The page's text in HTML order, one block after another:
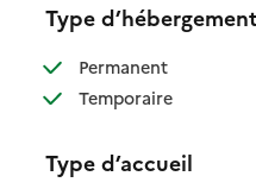
Type d’hébergement
Permanent: disponible
Temporaire: disponible
Type d’accueil